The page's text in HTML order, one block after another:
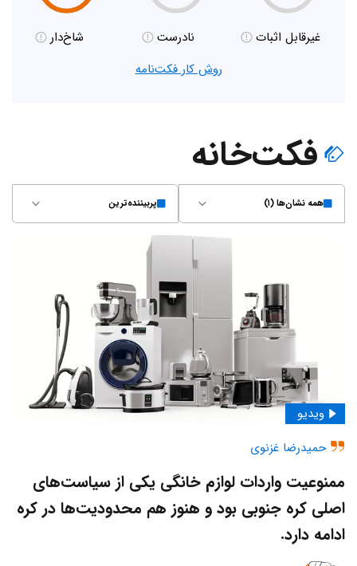
غیر‌قابل اثبات نادرست
شاخ‌دار
روش کار فکت‌نامه
فکت‌خانه
همه نشان‌ها (۱) پربیننده‌ترین
حمیدرضا غزنوی
ویدیو
ممنوعیت واردات لوازم خانگی یکی از سیاست‌های
اصلی کره‌ جنوبی بود و هنوز هم محدودیت‌ها در کره
ادامه دارد.